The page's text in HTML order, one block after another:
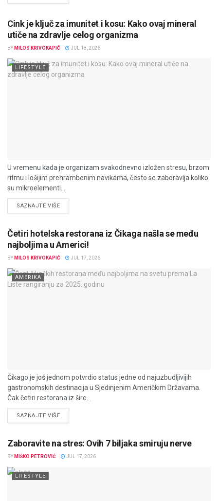
Cink je ključ za imunitet i kosu: Kako ovaj mineral
utiče na zdravlje celog organizma
BY MILOS KRIVOKAPIĆ JUL 18, 2026
LIFESTYLE
U vremenu kada je organizam svakodnevno izložen stresu, brzom
ritmu i lošijim prehrambenim navikama, često se zaboravlja koliko
su mikroelementi...
SAZNAJTE VIŠEDETAILS
Četiri hotelska restorana iz Čikaga našla se među
najboljima u Americi!
BY MILOS KRIVOKAPIĆ JUL 17, 2026
AMERIKA
Čikago je još jednom potvrdio status jedne od najuzbudljivijih
gastronomskih destinacija u Sjedinjenim Američkim Državama.
Čak četiri restorana iz šire...
SAZNAJTE VIŠEDETAILS
Zaboravite na stres: Ovih 7 biljaka smiruju nerve
BY MIŠKO PETROVIĆ JUL 17, 2026
LIFESTYLE